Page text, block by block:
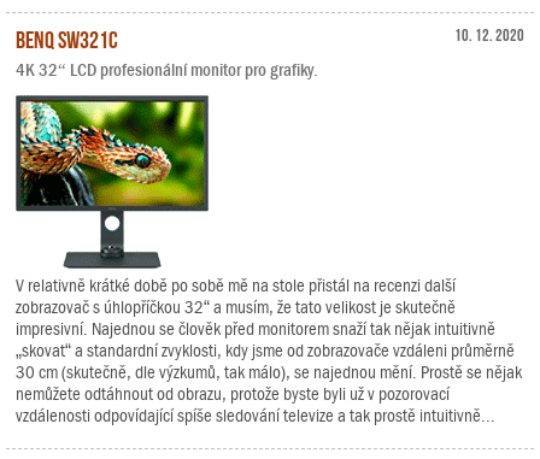
10. 12. 2020
BenQ SW321C
4K 32“ LCD profesionální monitor pro grafiky.
V relativně krátké době po sobě mě na stole přistál na recenzi další
zobrazovač s úhlopříčkou 32“ a musím, že tato velikost je skutečně
impresivní. Najednou se člověk před monitorem snaží tak nějak intuitivně
„skovat“ a standardní zvyklosti, kdy jsme od zobrazovače vzdáleni průměrně
30 cm (skutečně, dle výzkumů, tak málo), se najednou mění. Prostě se nějak
nemůžete odtáhnout od obrazu, protože byste byli už v pozorovací
vzdálenosti odpovídající spíše sledování televize a tak prostě intuitivně...